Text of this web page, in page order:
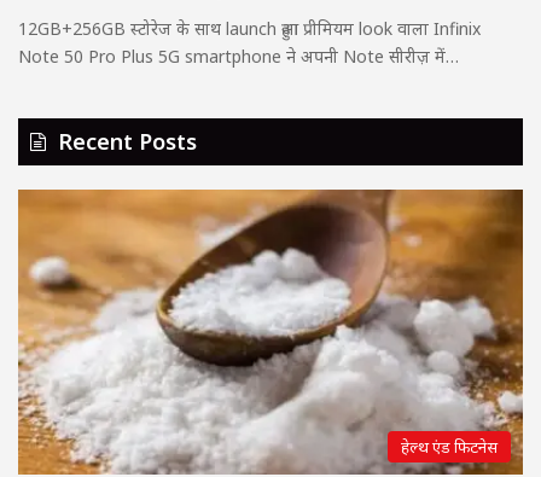
12GB+256GB स्टोरेज के साथ launch हुआ प्रीमियम look वाला Infinix
Note 50 Pro Plus 5G smartphone ने अपनी Note सीरीज़ में…
Recent Posts
हेल्थ एंड फिटनेस